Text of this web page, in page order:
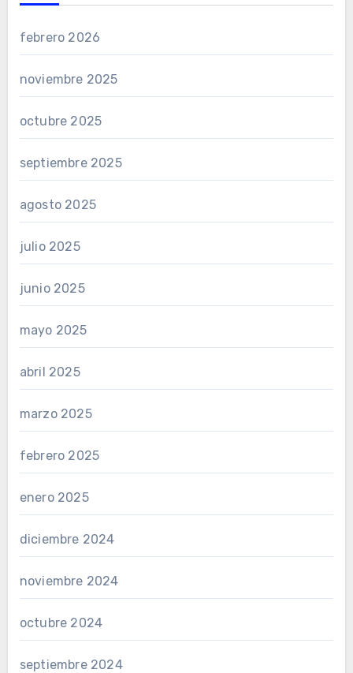
febrero 2026
noviembre 2025
octubre 2025
septiembre 2025
agosto 2025
julio 2025
junio 2025
mayo 2025
abril 2025
marzo 2025
febrero 2025
enero 2025
diciembre 2024
noviembre 2024
octubre 2024
septiembre 2024